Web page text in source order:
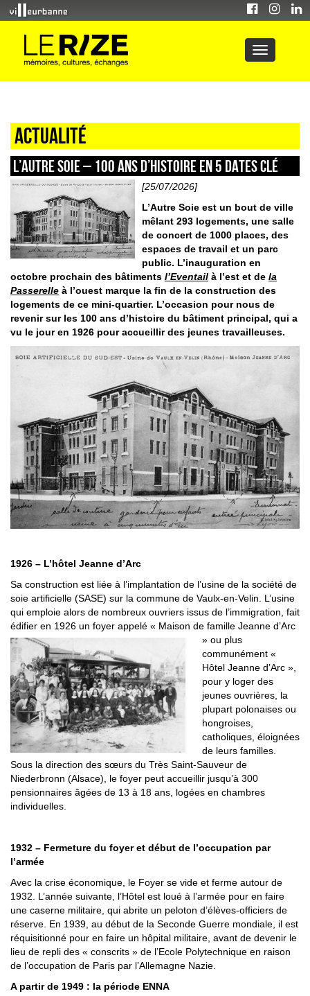
Actualité
L’AUTRE SOIE – 100 ans d’histoire en 5 dates clé
[25/07/2026]
L’Autre Soie est un bout de ville
mêlant 293 logements, une salle
de concert de 1000 places, des
espaces de travail et un parc
public. L’inauguration en
octobre prochain des bâtiments l’Eventail à l’est et de la
Passerelle à l’ouest marque la fin de la construction des
logements de ce mini-quartier. L’occasion pour nous de
revenir sur les 100 ans d’histoire du bâtiment principal, qui a
vu le jour en 1926 pour accueillir des jeunes travailleuses.
1926 – L’hôtel Jeanne d’Arc
Sa construction est liée à l’implantation de l’usine de la société de
soie artificielle (SASE) sur la commune de Vaulx-en-Velin. L’usine
qui emploie alors de nombreux ouvriers issus de l’immigration, fait
édifier en 1926 un foyer appelé « Maison de famille Jeanne d’Arc
» ou plus
communément «
Hôtel Jeanne d’Arc »,
pour y loger des
jeunes ouvrières, la
plupart polonaises ou
hongroises,
catholiques, éloignées
de leurs familles.
Sous la direction des sœurs du Très Saint-Sauveur de
Niederbronn (Alsace), le foyer peut accueillir jusqu’à 300
pensionnaires âgées de 13 à 18 ans, logées en chambres
individuelles.
1932 – Fermeture du foyer et début de l’occupation par
l’armée
Avec la crise économique, le Foyer se vide et ferme autour de
1932. L’année suivante, l’Hôtel est loué à l’armée pour en faire
une caserne militaire, qui abrite un peloton d’élèves-officiers de
réserve. En 1939, au début de la Seconde Guerre mondiale, il est
réquisitionné pour en faire un hôpital militaire, avant de devenir le
lieu de repli des « conscrits » de l’Ecole Polytechnique en raison
de l’occupation de Paris par l’Allemagne Nazie.
A partir de 1949 : la période ENNA